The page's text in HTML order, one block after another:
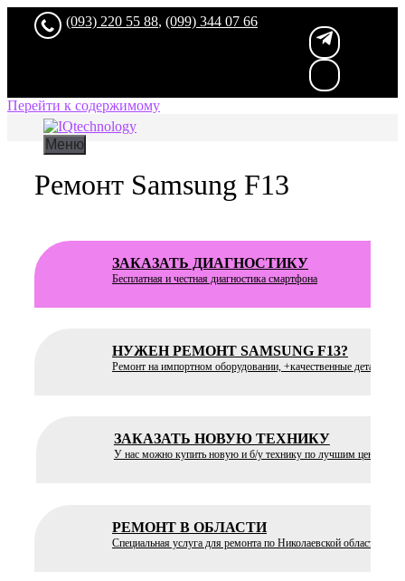
(093) 220 55 88, (099) 344 07 66
Перейти к содержимому
Меню
Ремонт Samsung F13
ЗАКАЗАТЬ ДИАГНОСТИКУ
Бесплатная и честная диагностика смартфона
НУЖЕН РЕМОНТ SAMSUNG F13?
Ремонт на импортном оборудовании, +качественные детали
ЗАКАЗАТЬ НОВУЮ ТЕХНИКУ
У нас можно купить новую и б/у технику по лучшим ценам
РЕМОНТ В ОБЛАСТИ
Специальная услуга для ремонта по Николаевской области